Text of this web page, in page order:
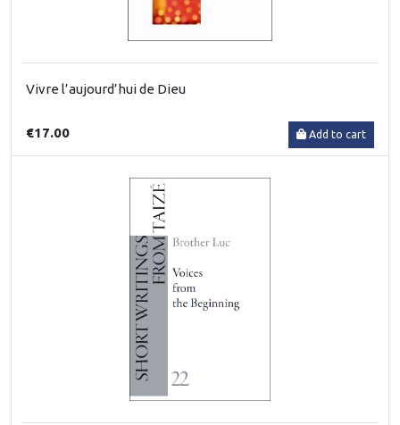
Vivre l’aujourd’hui de Dieu
€17.00 Add to cart